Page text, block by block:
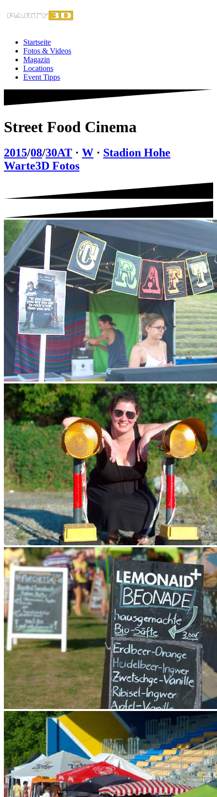
Inhalt
Startseite
Fotos & Videos
Magazin
Locations
Event Tipps
Street Food Cinema
2015/08/30AT · W · Stadion Hohe
Warte3D Fotos